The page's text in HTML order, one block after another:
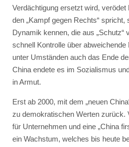
Verdächtigung ersetzt wird,
den „Kampf gegen Rechts“ spricht,
Dynamik kennen, die aus
schnell Kontrolle über abweichende
unter Umständen auch das Ende
China endete es im Sozialismus
in Armut.
Erst ab 2000, mit dem „neuen
zu demokratischen Werten zurück.
für Unternehmen und eine „China
ein Wachstum, welches bis heute